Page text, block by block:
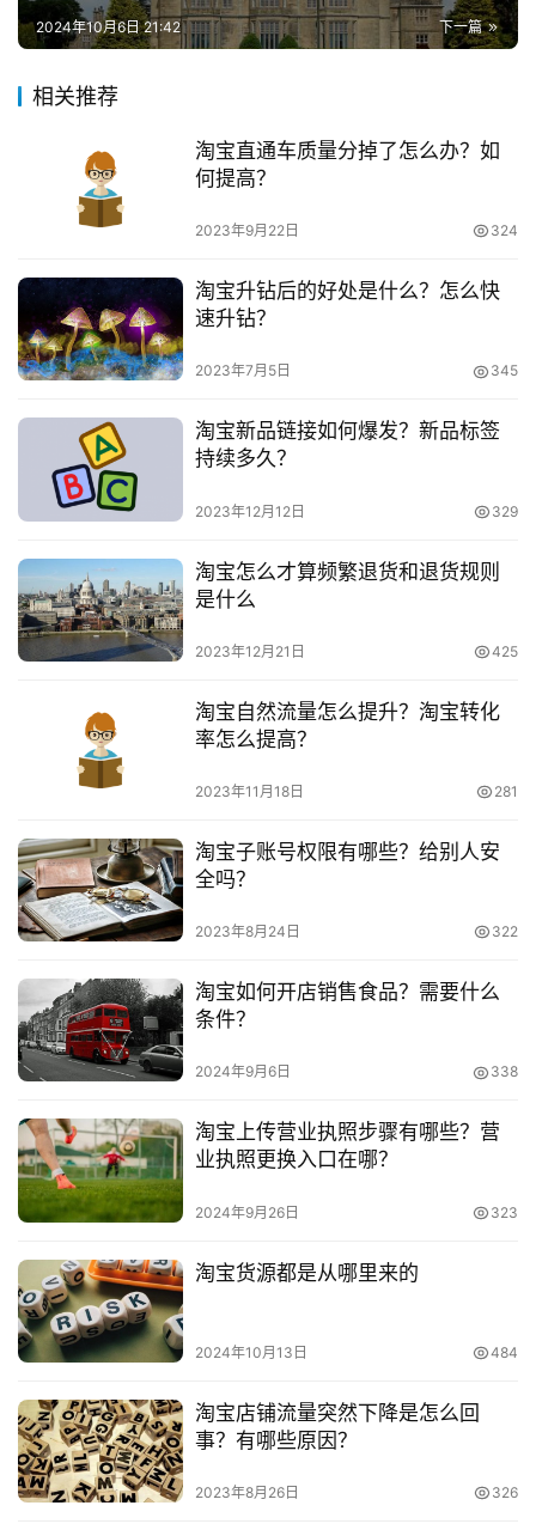
职
项
创
业
项
目
淘
宝
分
投稿
5.日前有记者在采访业内人士时提醒大家，通过互
一种不道德的行为，侵害了消费者的知情权，严格来讲也是
好了，关于淘宝开店缴纳保证金的方法，就为大家
分享到这里了，如果各位商家不去缴纳押金的话，即使店铺
纳押金。
推荐阅读：
宝开店后怎么交保证金？不交会怎样？
淘宝店铺怎么完全过户?要注意哪些问题?
本文来自投稿，不代表早谈创业网立场，作者：欧阳, 微澜，如
若转载，请注明出处：
https://www.zaotuan.com.cn/140973.html
版权声明：本文内容由互联网用户自发贡献，该文观点仅代表
作者本人。本站仅提供信息存储空间服务，不拥有所有权，不
承担相关法律责任。如发现本站有涉嫌抄袭侵权/违法违规的内
容， 请发送邮件至 153055113@qq.com 举报，一经查实，
下一篇
2024年10月6日 21:42
相关推荐
淘宝直通车质量分掉了怎么办？如
何提高？
2023年9月22日 324
淘宝升钻后的好处是什么？怎么快
速升钻？
2023年7月5日 345
淘宝新品链接如何爆发？新品标签
持续多久？
2023年12月12日 329
淘宝怎么才算频繁退货和退货规则
是什么
2023年12月21日 425
淘宝自然流量怎么提升？淘宝转化
率怎么提高？
2023年11月18日 281
淘宝子账号权限有哪些？给别人安
全吗？
2023年8月24日 322
淘宝如何开店销售食品？需要什么
条件？
2024年9月6日 338
淘宝上传营业执照步骤有哪些？营
业执照更换入口在哪？
2024年9月26日 323
淘宝货源都是从哪里来的
2024年10月13日 484
淘宝店铺流量突然下降是怎么回
事？有哪些原因？
2023年8月26日 326